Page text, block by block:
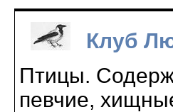
Клуб
Птицы.
певчие,